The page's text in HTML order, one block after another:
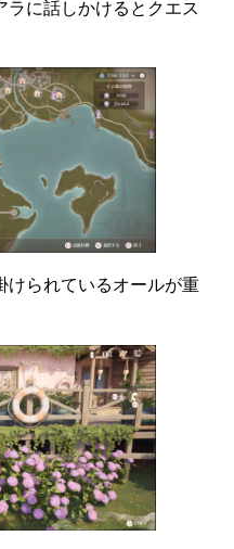
ラに話しかけるとクエス
けられているオールが重